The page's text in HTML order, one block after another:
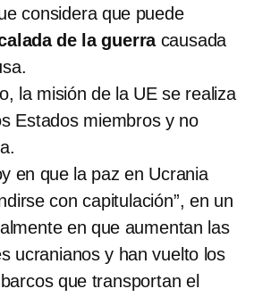
considera que puede
de la guerra causada
la misión de la UE se realiza
Estados miembros y no
en que la paz en Ucrania
con capitulación”, en un
en que aumentan las
ucranianos y han vuelto los
que transportan el